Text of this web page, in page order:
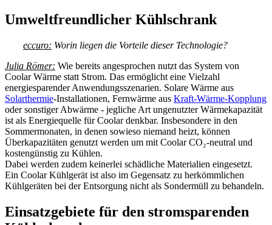
Umweltfreundlicher Kühlschrank
eccuro: Worin liegen die Vorteile dieser Technologie?
Julia Römer: Wie bereits angesprochen nutzt das System von
Coolar Wärme statt Strom. Das ermöglicht eine Vielzahl
energiesparender Anwendungsszenarien. Solare Wärme aus
Solarthermie-Installationen, Fernwärme aus Kraft-Wärme-Kopplung
oder sonstiger Abwärme - jegliche Art ungenutzter Wärmekapazität
ist als Energiequelle für Coolar denkbar. Insbesondere in den
Sommermonaten, in denen sowieso niemand heizt, können
Überkapazitäten genutzt werden um mit Coolar CO₂-neutral und
kostengünstig zu Kühlen.
Dabei werden zudem keinerlei schädliche Materialien eingesetzt.
Ein Coolar Kühlgerät ist also im Gegensatz zu herkömmlichen
Kühlgeräten bei der Entsorgung nicht als Sondermüll zu behandeln.
Einsatzgebiete für den stromsparenden